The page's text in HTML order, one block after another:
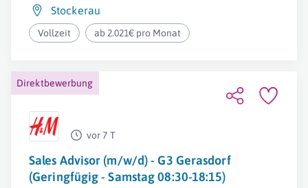
Stockerau
Vollzeit ab 2.021€ pro Monat
Direktbewerbung
vor 7 T
Sales Advisor (m/w/d) - G3 Gerasdorf
(Geringfügig - Samstag 08:30-18:15)